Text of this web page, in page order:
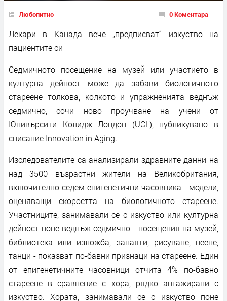
Любопитно 0 Коментара
Лекари в Канада вече „предписват“ изкуство на
пациентите си
Седмичното посещение на музей или участието в
културна дейност може да забави биологичното
стареене толкова, колкото и упражненията веднъж
седмично, сочи ново проучване на учени от
Юнивърсити Колидж Лондон (UCL), публикувано в
списание Innovation in Aging.
Изследователите са анализирали здравните данни на
над 3500 възрастни жители на Великобритания,
включително седем епигенетични часовника - модели,
оценяващи скоростта на биологичното стареене.
Участниците, занимавали се с изкуство или културна
дейност поне веднъж седмично - посещения на музей,
библиотека или изложба, занаяти, рисуване, пеене,
танци - показват по-бавни признаци на стареене. Един
от епигенетичните часовници отчита 4% по-бавно
стареене в сравнение с хора, рядко ангажирани с
изкуство. Хората, занимавали се с изкуство поне